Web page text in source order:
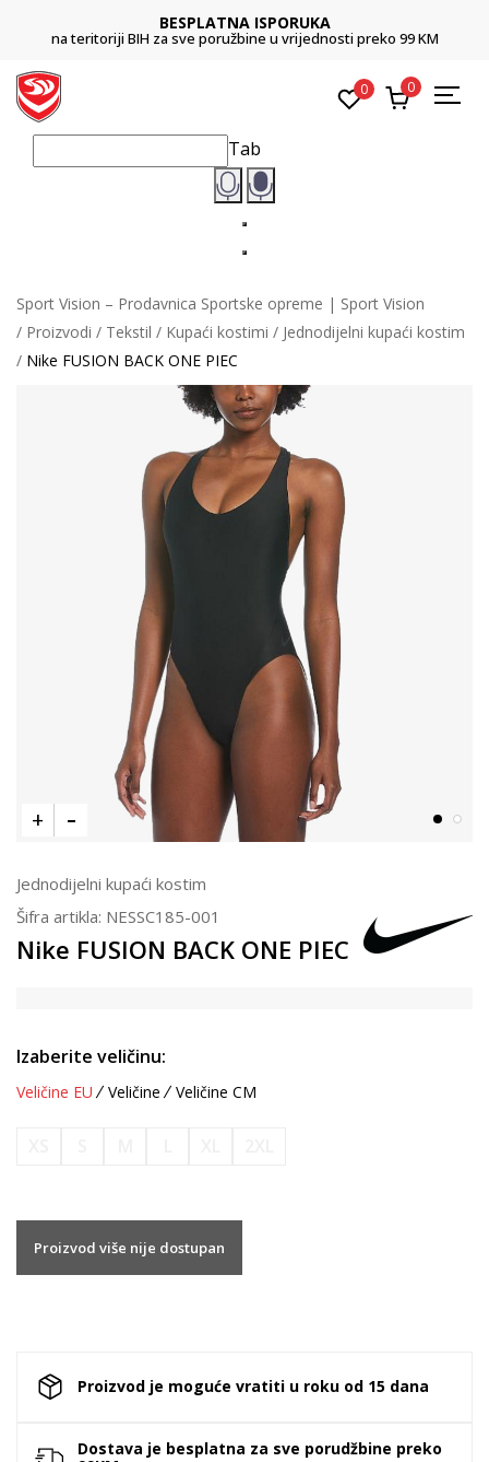
BESPLATNA ISPORUKA
na teritoriji BIH za sve poružbine u vrijednosti preko 99 KM
0 0
Tab
Sport Vision – Prodavnica Sportske opreme | Sport Vision
Proizvodi
Tekstil Kupaći kostimi
Jednodijelni kupaći kostim
Nike FUSION BACK ONE PIEC
Jednodijelni kupaći kostim
Šifra artikla: NESSC185-001
Nike FUSION BACK ONE PIEC
Izaberite veličinu:
Veličine EU Veličine Veličine CM
Proizvod više nije dostupan
Proizvod je moguće vratiti u roku od 15 dana
Dostava je besplatna za sve porudžbine preko